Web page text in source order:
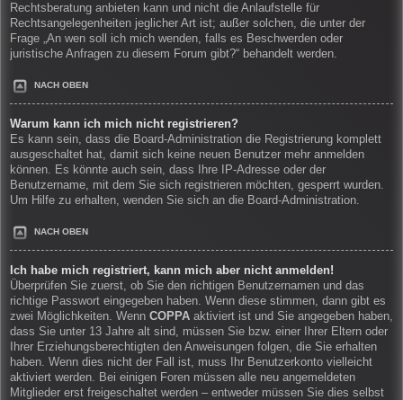
Rechtsberatung anbieten kann und nicht die Anlaufstelle für
Rechtsangelegenheiten jeglicher Art ist; außer solchen, die unter der
Frage „An wen soll ich mich wenden, falls es Beschwerden oder
juristische Anfragen zu diesem Forum gibt?“ behandelt werden.
NACH OBEN
Warum kann ich mich nicht registrieren?
Es kann sein, dass die Board-Administration die Registrierung komplett
ausgeschaltet hat, damit sich keine neuen Benutzer mehr anmelden
können. Es könnte auch sein, dass Ihre IP-Adresse oder der
Benutzername, mit dem Sie sich registrieren möchten, gesperrt wurden.
Um Hilfe zu erhalten, wenden Sie sich an die Board-Administration.
NACH OBEN
Ich habe mich registriert, kann mich aber nicht anmelden!
Überprüfen Sie zuerst, ob Sie den richtigen Benutzernamen und das
richtige Passwort eingegeben haben. Wenn diese stimmen, dann gibt es
zwei Möglichkeiten. Wenn COPPA aktiviert ist und Sie angegeben haben,
dass Sie unter 13 Jahre alt sind, müssen Sie bzw. einer Ihrer Eltern oder
Ihrer Erziehungsberechtigten den Anweisungen folgen, die Sie erhalten
haben. Wenn dies nicht der Fall ist, muss Ihr Benutzerkonto vielleicht
aktiviert werden. Bei einigen Foren müssen alle neu angemeldeten
Mitglieder erst freigeschaltet werden – entweder müssen Sie dies selbst